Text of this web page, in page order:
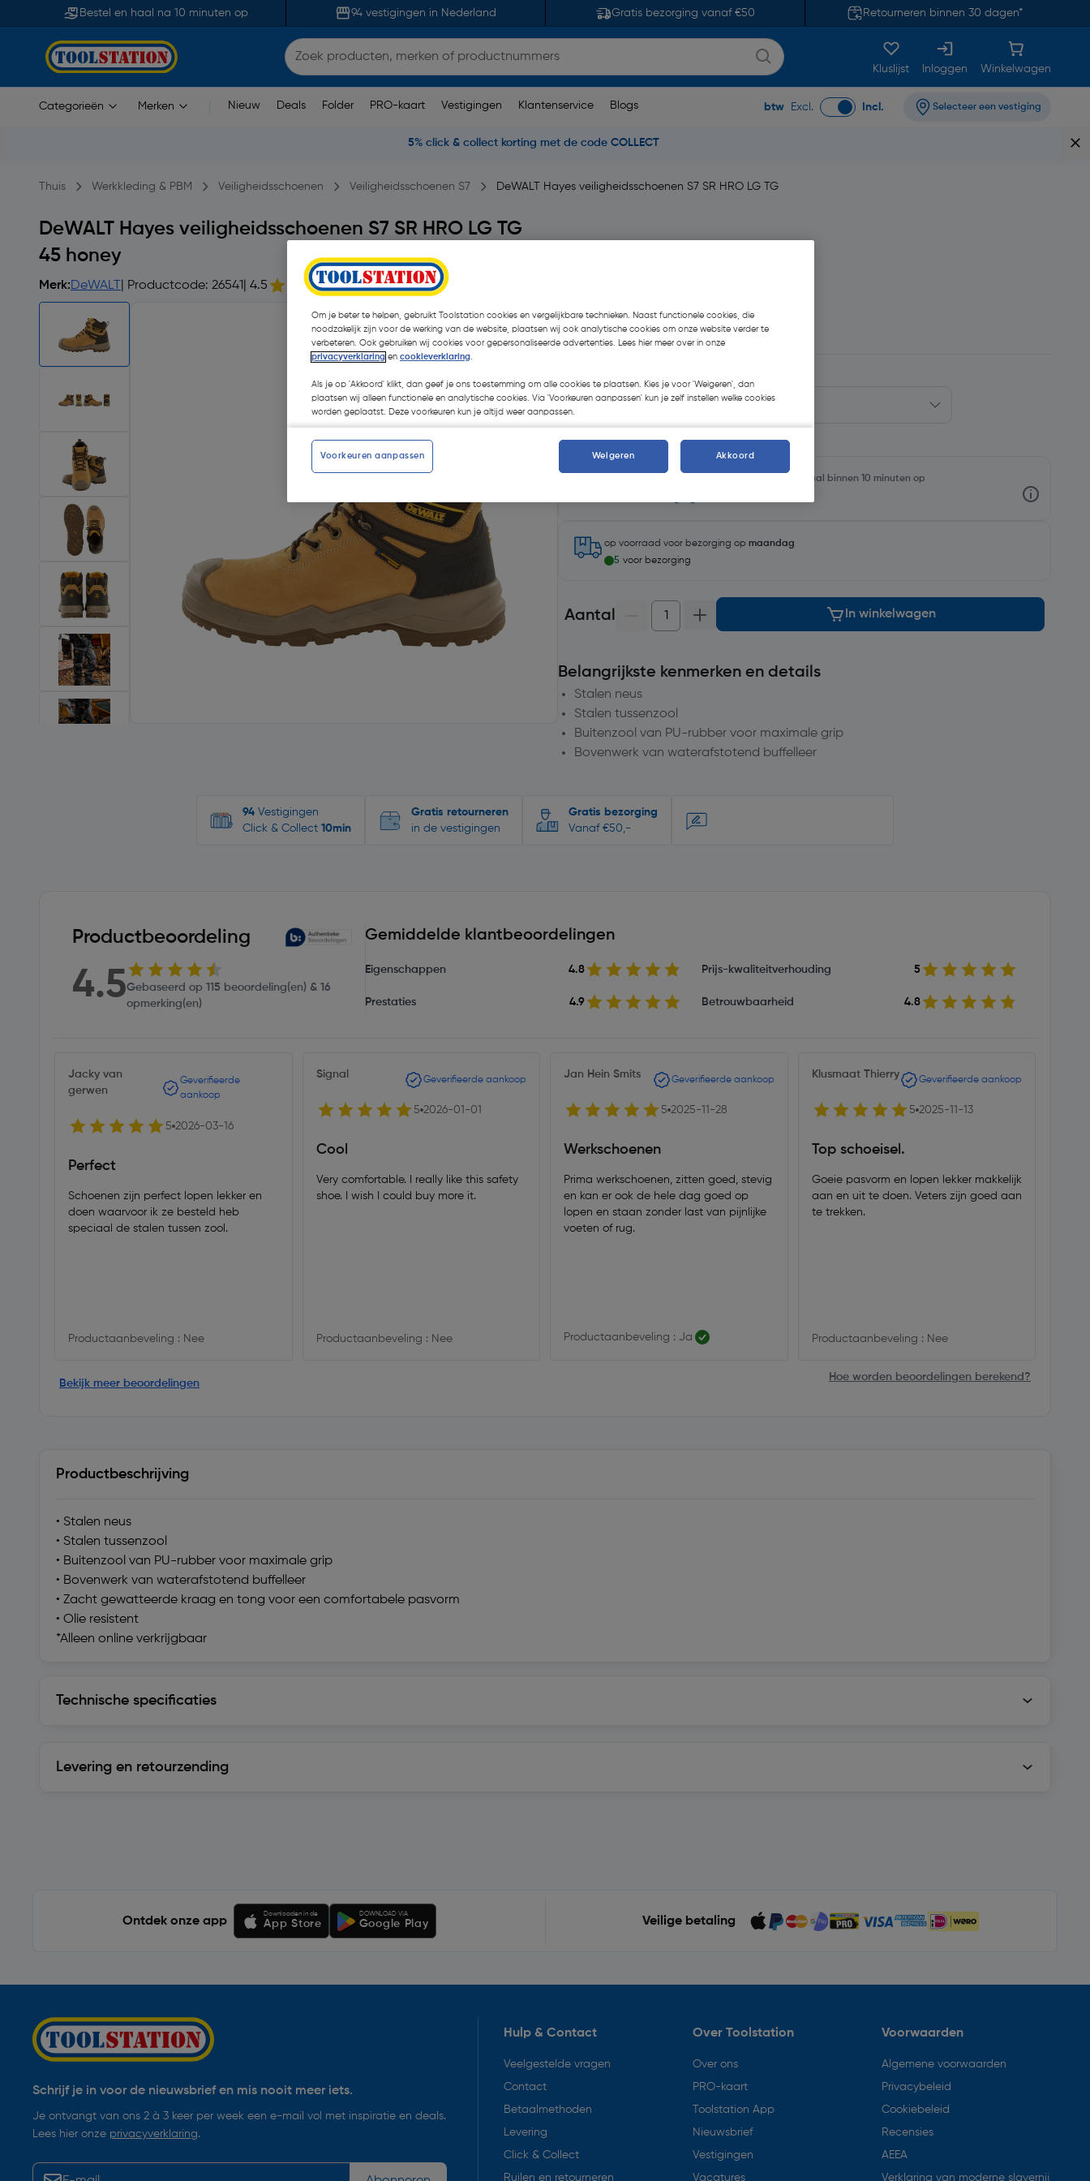
Bestel en haal na 10 minuten op 94 vestigingen in Nederland Gratis bezorging vanaf €50 Retourneren binnen 30 dagen*
Kluslijst Inloggen Winkelwagen
Categorieën Merken Nieuw Deals Folder PRO-kaart Vestigingen Klantenservice Blogs btw Excl. Incl. Selecteer een vestiging
5% click & collect korting met de code COLLECT
Thuis Werkkleding & PBM Veiligheidsschoenen Veiligheidsschoenen S7 DeWALT Hayes veiligheidsschoenen S7 SR HRO LG TG
DeWALT Hayes veiligheidsschoenen S7 SR HRO LG TG
45 honey
Merk:DeWALT | Productcode: 26541 | 4.5 115 opmerking(en)
€ 99,95| Excl. btw € 82,60
Selecteer winkel - Bekijk voorraadniveaus en haal binnen 10 minuten op
op voorraad voor bezorging op maandag
5 voor bezorging
Aantal In winkelwagen
Belangrijkste kenmerken en details
Stalen neus
Stalen tussenzool
Buitenzool van PU-rubber voor maximale grip
Bovenwerk van waterafstotend buffelleer
94 Vestigingen
Click & Collect 10min
Gratis retourneren
in de vestigingen
Gratis bezorging
Vanaf €50,-
Productbeoordeling
4.5Gebaseerd op 115 beoordeling(en) & 16
opmerking(en)
Gemiddelde klantbeoordelingen
Eigenschappen 4.8 Prijs-kwaliteitverhouding 5
Prestaties 4.9 Betrouwbaarheid 4.8
Jacky van
gerwen
Geverifieerde
aankoop
5 2026-03-16
Perfect
Schoenen zijn perfect lopen lekker en
doen waarvoor ik ze besteld heb
speciaal de stalen tussen zool.
Productaanbeveling : Nee
Signal Geverifieerde aankoop
5 2026-01-01
Cool
Very comfortable. I really like this safety
shoe. I wish I could buy more it.
Productaanbeveling : Nee
Jan Hein Smits Geverifieerde aankoop
5 2025-11-28
Werkschoenen
Prima werkschoenen, zitten goed, stevig
en kan er ook de hele dag goed op
lopen en staan zonder last van pijnlijke
voeten of rug.
Productaanbeveling : Ja
Klusmaat Thierry Geverifieerde aankoop
5 2025-11-13
Top schoeisel.
Goeie pasvorm en lopen lekker makkelijk
aan en uit te doen. Veters zijn goed aan
te trekken.
Productaanbeveling : Nee
Bekijk meer beoordelingen
Hoe worden beoordelingen berekend?
Productbeschrijving
• Stalen neus
• Stalen tussenzool
• Buitenzool van PU-rubber voor maximale grip
• Bovenwerk van waterafstotend buffelleer
• Zacht gewatteerde kraag en tong voor een comfortabele pasvorm
• Olie resistent
*Alleen online verkrijgbaar
Technische specificaties
Levering en retourzending
Ontdek onze app
Downloaden in de
App Store
DOWNLOAD VIA
Google Play Veilige betaling
Schrijf je in voor de nieuwsbrief en mis nooit meer iets.
Je ontvangt van ons 2 à 3 keer per week een e-mail vol met inspiratie en deals.
Lees hier onze privacyverklaring.
Hulp & Contact
Veelgestelde vragen
Contact
Betaalmethoden
Levering
Click & Collect
Ruilen en retourneren
Over Toolstation
Over ons
PRO-kaart
Toolstation App
Nieuwsbrief
Vestigingen
Vacatures
Voorwaarden
Algemene voorwaarden
Privacybeleid
Cookiebeleid
Recensies
AEEA
Verklaring van moderne slavernij
Om je beter te helpen, gebruikt Toolstation cookies en vergelijkbare technieken. Naast functionele cookies, die
noodzakelijk zijn voor de werking van de website, plaatsen wij ook analytische cookies om onze website verder te
verbeteren. Ook gebruiken wij cookies voor gepersonaliseerde advertenties. Lees hier meer over in onze
privacyverklaring en cookieverklaring.
Als je op 'Akkoord' klikt, dan geef je ons toestemming om alle cookies te plaatsen. Kies je voor 'Weigeren', dan
plaatsen wij alleen functionele en analytische cookies. Via 'Voorkeuren aanpassen' kun je zelf instellen welke cookies
worden geplaatst. Deze voorkeuren kun je altijd weer aanpassen.
Voorkeuren aanpassen Weigeren Akkoord